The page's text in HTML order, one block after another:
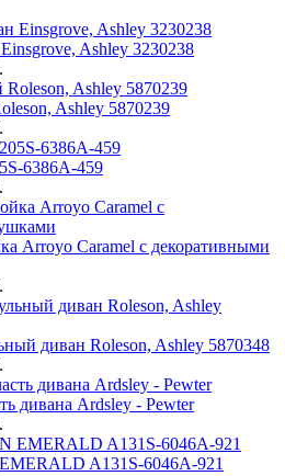
Ashley 3230238
Ashley 5870239
6386A-459
Arroyo Caramel с декоративными
диван Roleson, Ashley 5870348
дивана Ardsley - Pewter
A131S-6046A-921